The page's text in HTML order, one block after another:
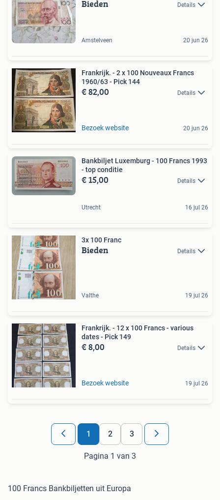
Bieden Details
Amstelveen 20 jun 26
Frankrijk. - 2 x 100 Nouveaux Francs
1960/63 - Pick 144
€ 82,00 Details
Bezoek website 20 jun 26
Bankbiljet Luxemburg - 100 Francs 1993
- top conditie
€ 15,00 Details
Utrecht 16 jul 26
3x 100 Franc
Bieden Details
Valthe 19 jul 26
Frankrijk. - 12 x 100 Francs - various
dates - Pick 149
€ 8,00 Details
Bezoek website 19 jul 26
1 2 3
Pagina 1 van 3
100 Francs Bankbiljetten uit Europa